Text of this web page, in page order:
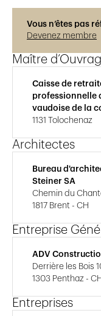
Vous n’êtes pas
Devenez membre
Maître
Caisse de
professionnelle
vaudoise de la
1131 Tolochenaz
Architectes
Bureau
Steiner SA
Chemin du
1817 Brent - CH
Entreprise
ADV
Derrière les Bois
1303 Penthaz - CH
Entreprises